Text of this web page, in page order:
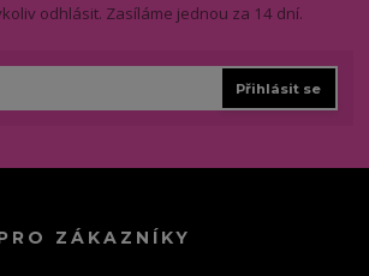
odhlásit. Zasíláme jednou za 14 dní.
Přihlásit se
ZÁKAZNÍKY